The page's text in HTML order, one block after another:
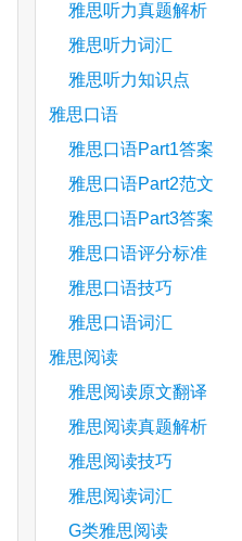
雅思听力真题解析
雅思听力词汇
雅思听力知识点
雅思口语
雅思口语Part1答案
雅思口语Part2范文
雅思口语Part3答案
雅思口语评分标准
雅思口语技巧
雅思口语词汇
雅思阅读
雅思阅读原文翻译
雅思阅读真题解析
雅思阅读技巧
雅思阅读词汇
G类雅思阅读